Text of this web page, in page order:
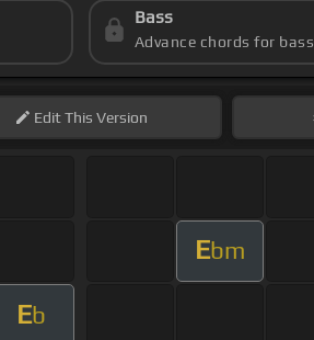
Bass
Advance chords for bass
EditThis Version
Ebm
Eb